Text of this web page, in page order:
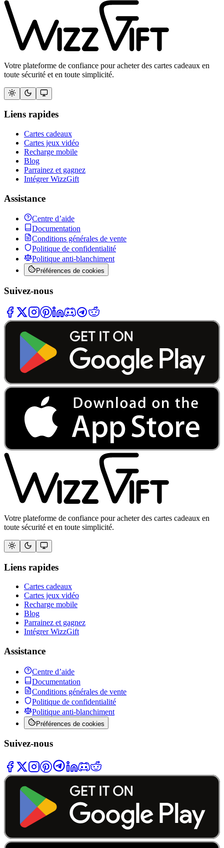
Votre plateforme de confiance pour acheter des cartes cadeaux en
toute sécurité et en toute simplicité.
Liens rapides
Cartes cadeaux
Cartes jeux vidéo
Recharge mobile
Blog
Parrainez et gagnez
Intégrer WizzGift
Assistance
Centre d’aide
Documentation
Conditions générales de vente
Politique de confidentialité
Politique anti-blanchiment
Préférences de cookies
Suivez-nous
Votre plateforme de confiance pour acheter des cartes cadeaux en
toute sécurité et en toute simplicité.
Liens rapides
Cartes cadeaux
Cartes jeux vidéo
Recharge mobile
Blog
Parrainez et gagnez
Intégrer WizzGift
Assistance
Centre d’aide
Documentation
Conditions générales de vente
Politique de confidentialité
Politique anti-blanchiment
Préférences de cookies
Suivez-nous